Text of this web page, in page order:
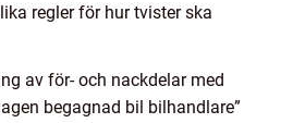
regler för hur tvister ska
av för- och nackdelar med
begagnad bil bilhandlare”